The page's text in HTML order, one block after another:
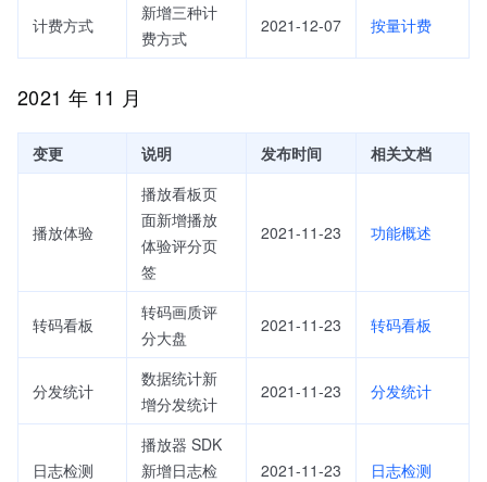
计费方式
新增三种计
费方式
2021-12-07 按量计费
2021 年 11 月
变更 说明 发布时间 相关文档
播放体验
播放看板页
面新增播放
体验评分页
签
2021-11-23 功能概述
转码看板
转码画质评
分大盘
2021-11-23 转码看板
分发统计
数据统计新
增分发统计
2021-11-23 分发统计
日志检测
播放器 SDK
新增日志检
2021-11-23 日志检测